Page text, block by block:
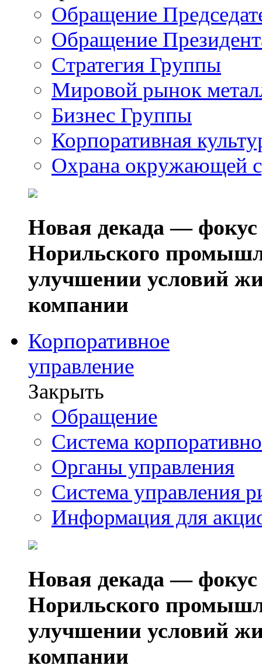
Обращение
Обращение
Стратегия Группы
Мировой рынок
Бизнес Группы
Корпоративная
Охрана окружающей
Новая декада — фокус
Норильского
улучшении условий
компании
Корпоративное
управление
Закрыть
Обращение
Система
Органы управления
Система управления
Информация для
Новая декада — фокус
Норильского
улучшении условий
компании